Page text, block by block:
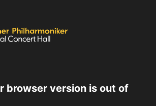
browser version is out of